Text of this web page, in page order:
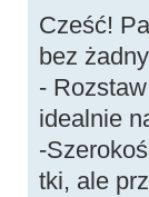
Cześć!
bez
-
idealnie
-
tki, ale